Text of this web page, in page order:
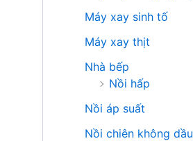
Máy xay sinh tố
Máy xay thịt
Nhà bếp
Nồi hấp
Nồi áp suất
Nồi chiên không dầu